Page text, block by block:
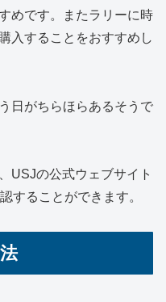
めです。またラリーに時
入することをおすすめし
日がちらほらあるそうで
USJの公式ウェブサイト
することができます。